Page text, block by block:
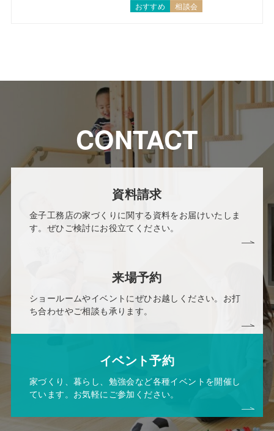
おすすめ 相談会
CONTACT
資料請求
金子工務店の家づくりに関する資料をお届けいたしま
す。ぜひご検討にお役立てください。
来場予約
ショールームやイベントにぜひお越しください。お打
ち合わせやご相談も承ります。
イベント予約
家づくり、暮らし、勉強会など各種イベントを開催し
ています。お気軽にご参加ください。